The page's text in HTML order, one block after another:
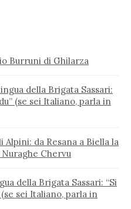
Burruni di Ghilarza
della Brigata Sassari:
(se sei Italiano, parla in
Alpini: da Resana a Biella la
Chervu
della Brigata Sassari: “Si
sei Italiano, parla in